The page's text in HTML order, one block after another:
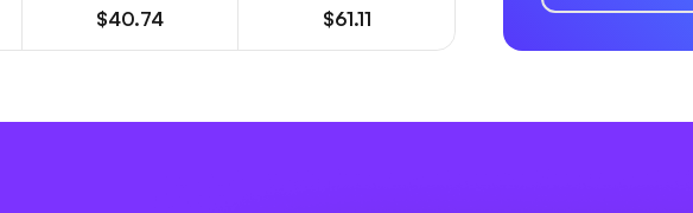
$40.74 $61.11